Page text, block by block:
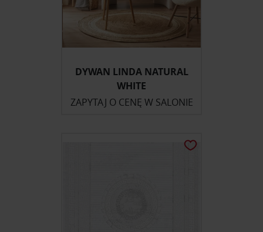
DYWAN LINDA NATURAL
WHITE
ZAPYTAJ O CENĘ W SALONIE